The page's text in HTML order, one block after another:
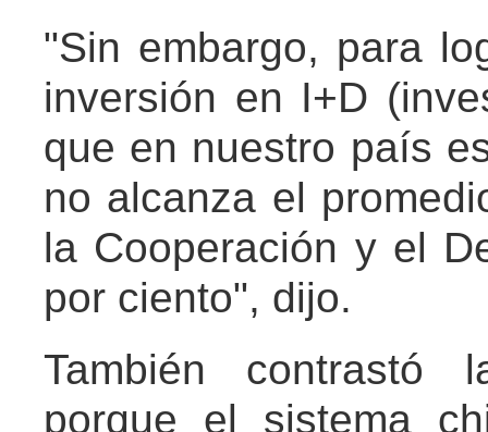
"Sin embargo, para
inversión en I+D
que en nuestro país
no alcanza el
la Cooperación y el
por ciento", dijo.
También contrastó
porque el sistema